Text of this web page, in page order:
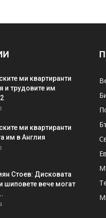
ми квартиранти
и трудовите им
ми квартиранти
им в Англия
Стоев: Дисковата
шиповете вече могат